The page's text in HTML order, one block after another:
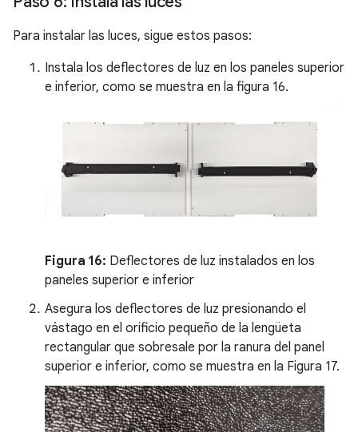
Para instalar las luces, sigue estos pasos:
Instala los deflectores de luz en los paneles superior
e inferior, como se muestra en la figura 16.
Figura 16: Deflectores de luz instalados en los
paneles superior e inferior
Asegura los deflectores de luz presionando el
vástago en el orificio pequeño de la lengüeta
rectangular que sobresale por la ranura del panel
superior e inferior, como se muestra en la Figura 17.